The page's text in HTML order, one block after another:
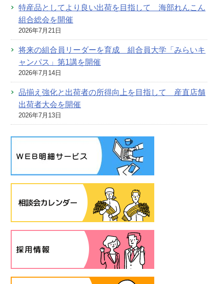
特産品としてより良い出荷を目指して 海部れんこん
組合総会を開催
2026年7月21日
将来の組合員リーダーを育成 組合員大学「みらいキ
ャンパス」第1講を開催
2026年7月14日
品揃え強化と出荷者の所得向上を目指して 産直店舗
出荷者大会を開催
2026年7月13日